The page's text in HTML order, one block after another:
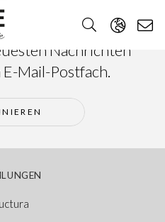
Newsletter und
Nachrichten
Mail-Postfach.